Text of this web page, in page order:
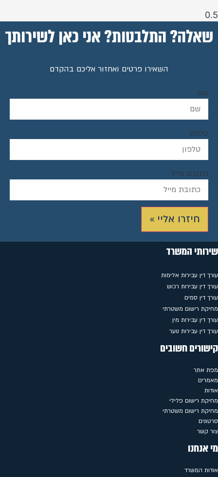
שאלה? התלבטות? אני כאן לשירותך
השאירו פרטים ואחזור אליכם בהקדם
שם
טלפון
כתובת מייל
חיזרו אליי »
שירותי המשרד
עורך דין עבירות אלימות
עורך דין עבירות רכוש
עורך דין סמים
מחיקת רישום משטרתי
עורך דין עבירות מין
עורך דין עבירות נוער
קישורים חשובים
מפת אתר
מאמרים
אודות
מחיקת רישום פלילי
מחיקת רישום משטרתי
סרטונים
צור קשר
מי אנחנו
אודות המשרד